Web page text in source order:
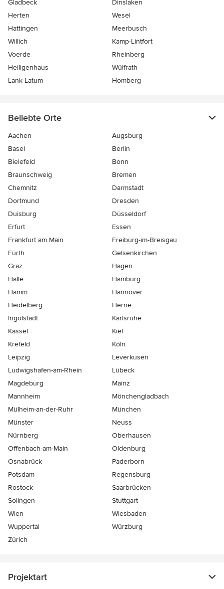
Gladbeck
Dinslaken
Herten
Wesel
Hattingen
Meerbusch
Willich
Kamp-Lintfort
Voerde
Rheinberg
Heiligenhaus
Wülfrath
Lank-Latum
Homberg
Beliebte Orte
Aachen
Augsburg
Basel
Berlin
Bielefeld
Bonn
Braunschweig
Bremen
Chemnitz
Darmstadt
Dortmund
Dresden
Duisburg
Düsseldorf
Erfurt
Essen
Frankfurt am Main
Freiburg-im-Breisgau
Fürth
Gelsenkirchen
Graz
Hagen
Halle
Hamburg
Hamm
Hannover
Heidelberg
Herne
Ingolstadt
Karlsruhe
Kassel
Kiel
Krefeld
Köln
Leipzig
Leverkusen
Ludwigshafen-am-Rhein
Lübeck
Magdeburg
Mainz
Mannheim
Mönchen­gladbach
Mülheim-an-der-Ruhr
München
Münster
Neuss
Nürnberg
Oberhausen
Offenbach-am-Main
Oldenburg
Osnabrück
Paderborn
Potsdam
Regensburg
Rostock
Saarbrücken
Solingen
Stuttgart
Wien
Wiesbaden
Wuppertal
Würzburg
Zürich
Projektart